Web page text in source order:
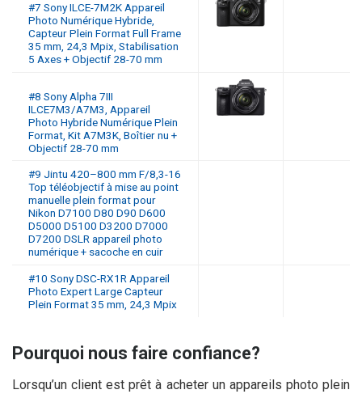
#7 Sony ILCE-7M2K Appareil
Photo Numérique Hybride,
Capteur Plein Format Full Frame
35 mm, 24,3 Mpix, Stabilisation
5 Axes + Objectif 28-70 mm
#8 Sony Alpha 7III
ILCE7M3/A7M3, Appareil
Photo Hybride Numérique Plein
Format, Kit A7M3K, Boîtier nu +
Objectif 28-70 mm
#9 Jintu 420–800 mm F/8,3-16
Top téléobjectif à mise au point
manuelle plein format pour
Nikon D7100 D80 D90 D600
D5000 D5100 D3200 D7000
D7200 DSLR appareil photo
numérique + sacoche en cuir
#10 Sony DSC-RX1R Appareil
Photo Expert Large Capteur
Plein Format 35 mm, 24,3 Mpix
Pourquoi nous faire confiance?
Lorsqu’un client est prêt à acheter un appareils photo plein